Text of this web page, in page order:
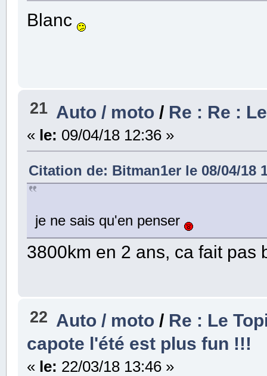
Blanc
21 Auto / moto / Re : Re :
« le: 09/04/18 12:36 »
Citation de: Bitman1er le 08/04/18
je ne sais qu'en penser
3800km en 2 ans, ca fait
22 Auto / moto/ Re : Le
capote l'été est plus fun !!!
« le: 22/03/18 13:46 »